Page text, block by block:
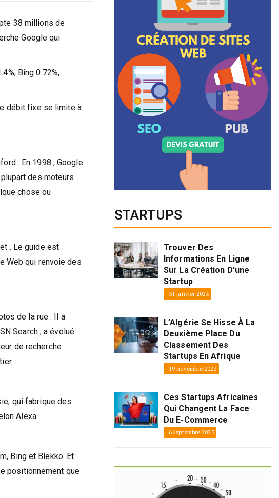
38 millions de
Google qui
Bing 0.72%,
débit fixe se limite à
. En 1998 , Google
des moteurs
chose ou
. Le guide est
Web qui renvoie des
de la rue . Il a
Search , a évolué
de recherche
.
qui fabrique des
Alexa.
Bing et Blekko. Et
positionnement que
STARTUPS
Trouver Des
Informations En Ligne
Sur La Création D’une
Startup
31 janvier 2024
L’Algérie Se Hisse À La
Deuxième Place Du
Classement Des
Startups En Afrique
19 novembre 2023
Ces Startups Africaines
Qui Changent La Face
Du E-Commerce
6 septembre 2023